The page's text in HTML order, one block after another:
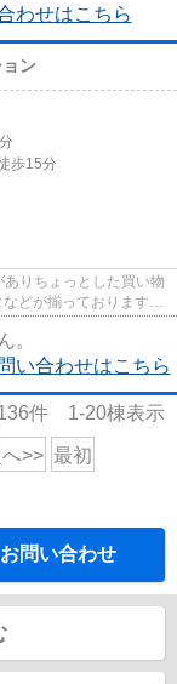
わせはこちら
ン
歩15分
りちょっとした買い物
どが揃っております。
。
い合わせはこちら
件 1-20棟表示
>> 最初
お問い合わせ